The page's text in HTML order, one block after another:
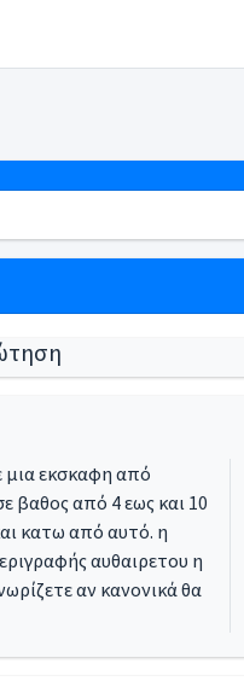
μια εκσκαφη από
βαθος από 4 εως και 10
κατω από αυτό. η
αυθαιρετου η
αν κανονικά θα